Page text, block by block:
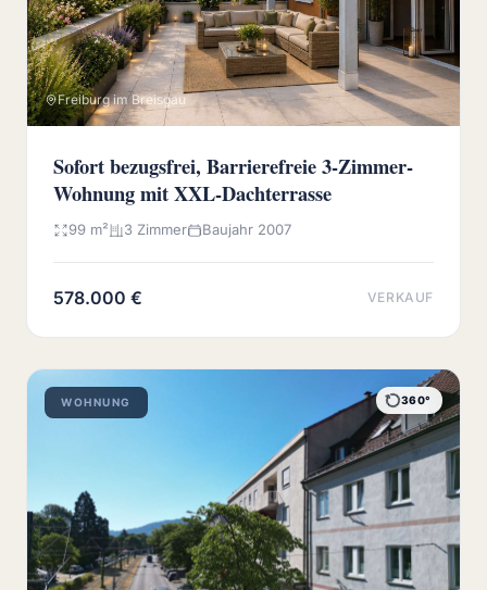
Freiburg im Breisgau
Sofort bezugsfrei, Barrierefreie 3-Zimmer-
Wohnung mit XXL-Dachterrasse
99 m² 3 Zimmer Baujahr 2007
578.000 € VERKAUF
WOHNUNG 360°